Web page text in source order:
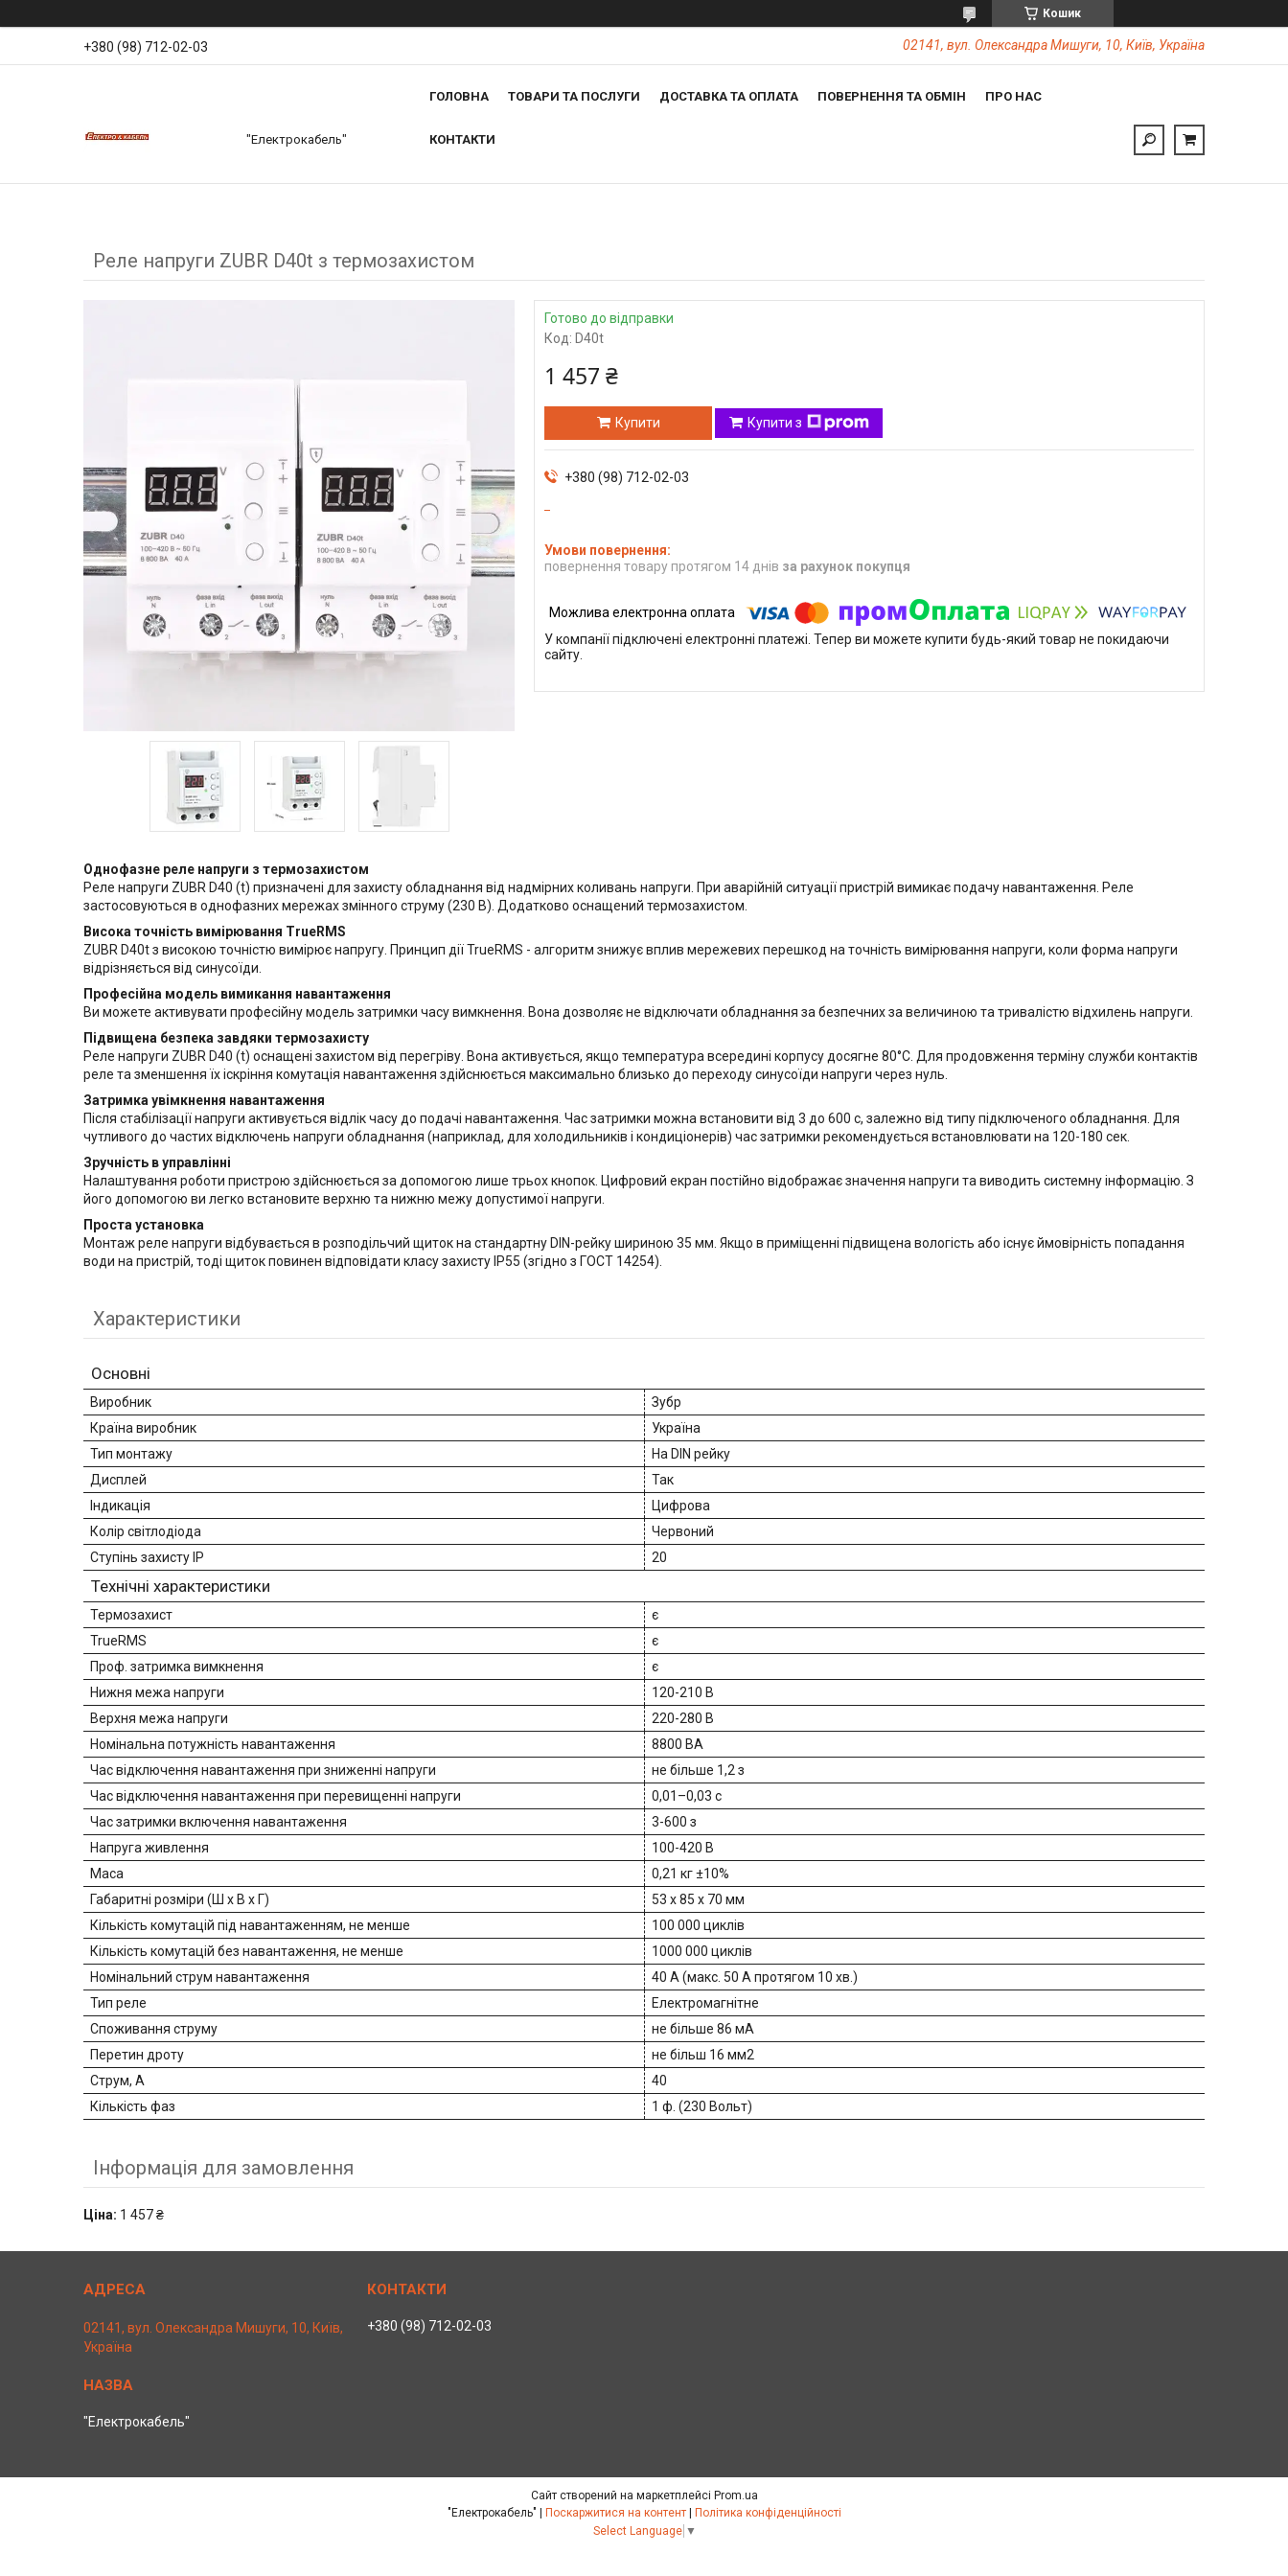
Кошик
+380 (98) 712-02-03 02141, вул. Олександра Мишуги, 10, Київ, Україна
"Електрокабель"
ГОЛОВНА ТОВАРИ ТА ПОСЛУГИ ДОСТАВКА ТА ОПЛАТА ПОВЕРНЕННЯ ТА ОБМІН ПРО НАС
КОНТАКТИ
Реле напруги ZUBR D40t з термозахистом
Готово до відправки
Код: D40t
1 457 ₴
Купити Купити з
+380 (98) 712-02-03
повернення товару протягом 14 днів за рахунок покупця
У компанії підключені електронні платежі. Тепер ви можете купити будь-який товар не покидаючи
сайту.
Однофазне реле напруги з термозахистом
Реле напруги ZUBR D40 (t) призначені для захисту обладнання від надмірних коливань напруги. При аварійній ситуації пристрій вимикає подачу навантаження. Реле
застосовуються в однофазних мережах змінного струму (230 В). Додатково оснащений термозахистом.
Висока точність вимірювання TrueRMS
ZUBR D40t з високою точністю вимірює напругу. Принцип дії TrueRMS - алгоритм знижує вплив мережевих перешкод на точність вимірювання напруги, коли форма напруги
відрізняється від синусоїди.
Професійна модель вимикання навантаження
Ви можете активувати професійну модель затримки часу вимкнення. Вона дозволяє не відключати обладнання за безпечних за величиною та тривалістю відхилень напруги.
Підвищена безпека завдяки термозахисту
Реле напруги ZUBR D40 (t) оснащені захистом від перегріву. Вона активується, якщо температура всередині корпусу досягне 80°С. Для продовження терміну служби контактів
реле та зменшення їх іскріння комутація навантаження здійснюється максимально близько до переходу синусоїди напруги через нуль.
Затримка увімкнення навантаження
Після стабілізації напруги активується відлік часу до подачі навантаження. Час затримки можна встановити від 3 до 600 с, залежно від типу підключеного обладнання. Для
чутливого до частих відключень напруги обладнання (наприклад, для холодильників і кондиціонерів) час затримки рекомендується встановлювати на 120-180 сек.
Зручність в управлінні
Налаштування роботи пристрою здійснюється за допомогою лише трьох кнопок. Цифровий екран постійно відображає значення напруги та виводить системну інформацію. З
його допомогою ви легко встановите верхню та нижню межу допустимої напруги.
Проста установка
Монтаж реле напруги відбувається в розподільчий щиток на стандартну DIN-рейку шириною 35 мм. Якщо в приміщенні підвищена вологість або існує ймовірність попадання
води на пристрій, тоді щиток повинен відповідати класу захисту IP55 (згідно з ГОСТ 14254).
Характеристики
Основні
Виробник
Зубр
Країна виробник
Україна
Тип монтажу
На DIN рейку
Дисплей
Так
Індикація
Цифрова
Колір світлодіода
Червоний
Ступінь захисту IP
20
Технічні характеристики
Термозахист
є
TrueRMS
є
Проф. затримка вимкнення
є
Нижня межа напруги
120-210 В
Верхня межа напруги
220-280 В
Номінальна потужність навантаження
8800 ВА
Час відключення навантаження при зниженні напруги
не більше 1,2 з
Час відключення навантаження при перевищенні напруги
0,01–0,03 с
Час затримки включення навантаження
3-600 з
Напруга живлення
100-420 В
Маса
0,21 кг ±10%
Габаритні розміри (Ш х В х Г)
53 х 85 х 70 мм
Кількість комутацій під навантаженням, не менше
100 000 циклів
Кількість комутацій без навантаження, не менше
1000 000 циклів
Номінальний струм навантаження
40 А (макс. 50 А протягом 10 хв.)
Тип реле
Електромагнітне
Споживання струму
не більше 86 мА
Перетин дроту
не більш 16 мм2
Струм, А
40
Кількість фаз
1 ф. (230 Вольт)
Інформація для замовлення
Ціна: 1 457 ₴
02141, вул. Олександра Мишуги, 10, Київ,
Україна
"Електрокабель"
+380 (98) 712-02-03
Сайт створений на маркетплейсі Prom.ua
Поскаржитися на контент
Політика конфіденційності
Select Language ▼